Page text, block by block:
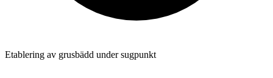
Etablering av grusbädd under sugpunkt